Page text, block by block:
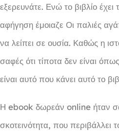
εξερευνάτε. Ενώ το βιβλίο έχει
αφήγηση έμοιαζε Οι παλιές
να λείπει σε ουσία. Καθώς η
σαφές ότι τίποτα δεν είναι
είναι αυτό που κάνει αυτό το
Η ebook δωρεάν online ήταν
σκοτεινότητα, που περιβάλλει